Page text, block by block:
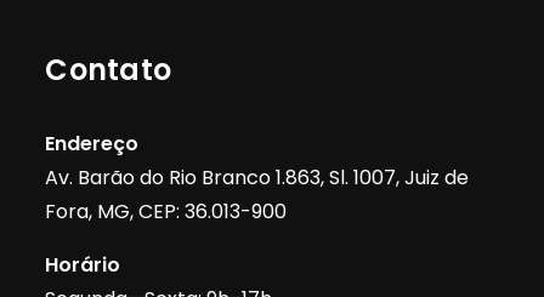
Contato
Endereço
Av. Barão do Rio Branco 1.863, Sl. 1007, Juiz de
Fora, MG, CEP: 36.013-900
Horário